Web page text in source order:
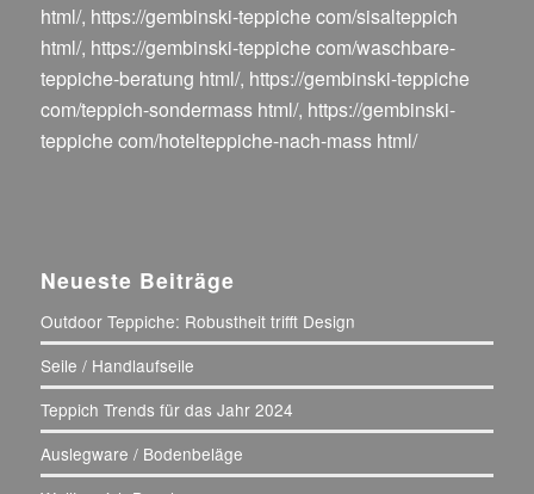
html/, https://gembinski-teppiche com/sisalteppich
html/, https://gembinski-teppiche com/waschbare-
teppiche-beratung html/, https://gembinski-teppiche
com/teppich-sondermass html/, https://gembinski-
teppiche com/hotelteppiche-nach-mass html/
Neueste Beiträge
Outdoor Teppiche: Robustheit trifft Design
Seile / Handlaufseile
Teppich Trends für das Jahr 2024
Auslegware / Bodenbeläge